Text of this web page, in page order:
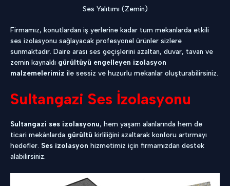
Ses Yalıtımı (Zemin)
Firmamız, konutlardan iş yerlerine kadar tüm mekanlarda etkili
ses izolasyonu sağlayacak profesyonel ürünler sizlere
sunmaktadır. Daire arası ses geçişlerini azaltan, duvar, tavan ve
zemin kaynaklı gürültüyü engelleyen izolasyon
malzemelerimiz ile sessiz ve huzurlu mekanlar oluşturabilirsiniz.
Sultangazi Ses İzolasyonu
Sultangazi ses izolasyonu, hem yaşam alanlarında hem de
ticari mekânlarda gürültü kirliliğini azaltarak konforu artırmayı
hedefler. Ses izolasyon hizmetimiz için firmamızdan destek
alabilirsiniz.